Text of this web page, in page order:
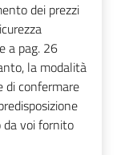
dei prezzi
a pag. 26
la modalità
di confermare
da voi fornito